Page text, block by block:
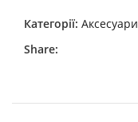
Категорії: Аксесуари
Share: